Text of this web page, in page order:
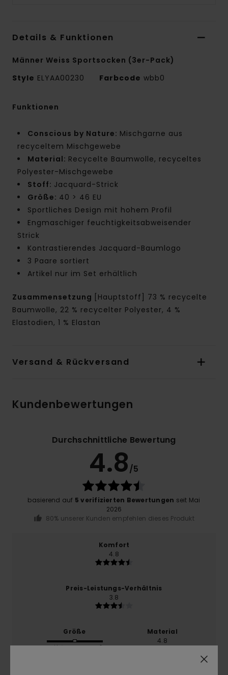
Details & Funktionen
Männer Weiss Sportsocken (3er-Pack)
Style ELYAA00230 Farbcode wbb0
Funktionen
Conscious by Nature: Mischgarne aus
recyceltem Mischgewebe
Material: Recycelte Baumwolle, recyceltes
Polyester-Mischgewebe
Stoff: Jacquard-Strick
Größe: 40 > 46 EU
Sportliches Design mit hohem Profil
Engmaschiger feuchtigkeitsabweisender
Strick
Kontrastierendes Jacquard-Baumlogo
3 Paare sortiert
Artikel nur im Set erhältlich
Zusammensetzung
[Hauptstoff] 73 % recycelte
Baumwolle, 22 % recycelter Polyester, 4 %
Elastodien, 1 % Elastan
Versand & Rückversand
Kundenbewertungen
Durchschnittliche Bewertung
4.8/5
basierend auf 5 verifizierten Bewertungen seit Mai
2026
80% unserer Kunden empfehlen dieses Produkt
Komfort
4.8
Preis-Leistungs-Verhältnis
3.8
Größe
Zu klein Zu groß
Material
4.8